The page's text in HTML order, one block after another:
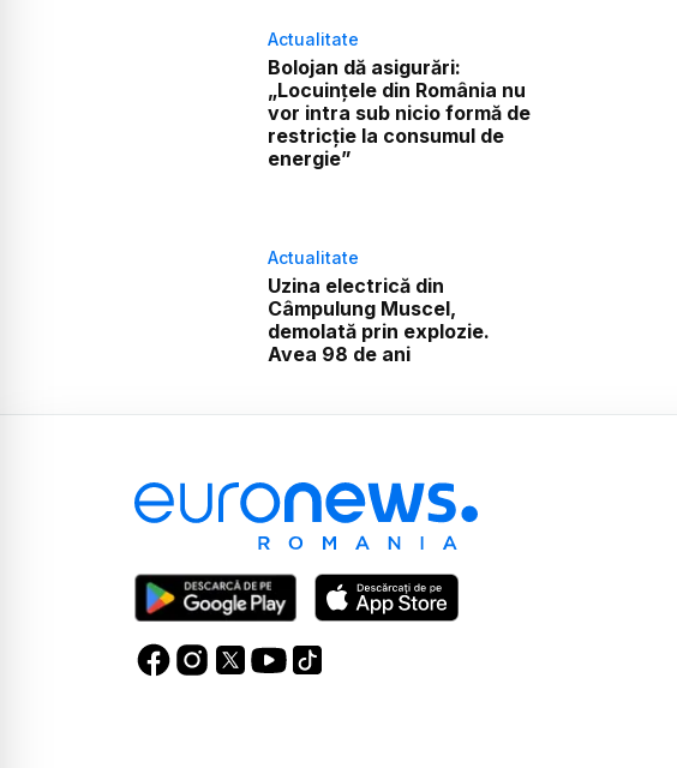
Actualitate
Bolojan dă asigurări:
„Locuințele din România nu
vor intra sub nicio formă de
restricție la consumul de
energie”
Actualitate
Uzina electrică din
Câmpulung Muscel,
demolată prin explozie.
Avea 98 de ani